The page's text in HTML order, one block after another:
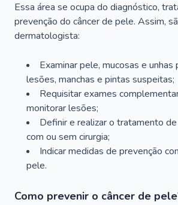
Essa área se ocupa do diagnóstico,
prevenção do câncer de pele. Assim,
dermatologista:
Examinar pele, mucosas e unhas
lesões, manchas e pintas suspeitas;
Requisitar exames
monitorar lesões;
Definir e realizar o tratamento
com ou sem cirurgia;
Indicar medidas de prevenção
pele.
Como prevenir o câncer de